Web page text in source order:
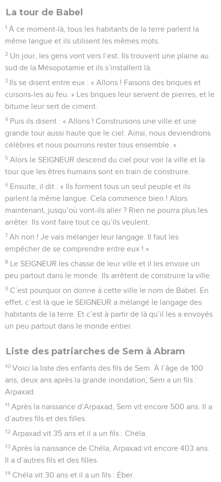
La tour de Babel
1 À ce moment-là, tous les habitants de la terre parlent la
même langue et ils utilisent les mêmes mots.
2 Un jour, les gens vont vers l’est. Ils trouvent une plaine au
sud de la Mésopotamie et ils s’installent là.
3 Ils se disent entre eux : « Allons ! Faisons des briques et
cuisons-les au feu. » Les briques leur servent de pierres, et le
bitume leur sert de ciment.
4 Puis ils disent : « Allons ! Construisons une ville et une
grande tour aussi haute que le ciel. Ainsi, nous deviendrons
célèbres et nous pourrons rester tous ensemble. »
5 Alors le SEIGNEUR descend du ciel pour voir la ville et la
tour que les êtres humains sont en train de construire.
6 Ensuite, il dit : « Ils forment tous un seul peuple et ils
parlent la même langue. Cela commence bien ! Alors
maintenant, jusqu’où vont-ils aller ? Rien ne pourra plus les
arrêter. Ils vont faire tout ce qu’ils veulent.
7 Ah non ! Je vais mélanger leur langage. Il faut les
empêcher de se comprendre entre eux ! »
8 Le SEIGNEUR les chasse de leur ville et il les envoie un
peu partout dans le monde. Ils arrêtent de construire la ville.
9 C’est pourquoi on donne à cette ville le nom de Babel. En
effet, c’est là que le SEIGNEUR a mélangé le langage des
habitants de la terre. Et c’est à partir de là qu’il les a envoyés
un peu partout dans le monde entier.
Liste des patriarches de Sem à Abram
10 Voici la liste des enfants des fils de Sem. À l’âge de 100
ans, deux ans après la grande inondation, Sem a un fils :
Arpaxad.
11 Après la naissance d’Arpaxad, Sem vit encore 500 ans. Il a
d’autres fils et des filles.
12 Arpaxad vit 35 ans et il a un fils : Chéla.
13 Après la naissance de Chéla, Arpaxad vit encore 403 ans.
Il a d’autres fils et des filles.
14 Chéla vit 30 ans et il a un fils : Éber.